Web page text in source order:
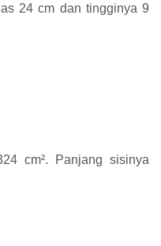
24 cm dan tingginya 9
cm². Panjang sisinya